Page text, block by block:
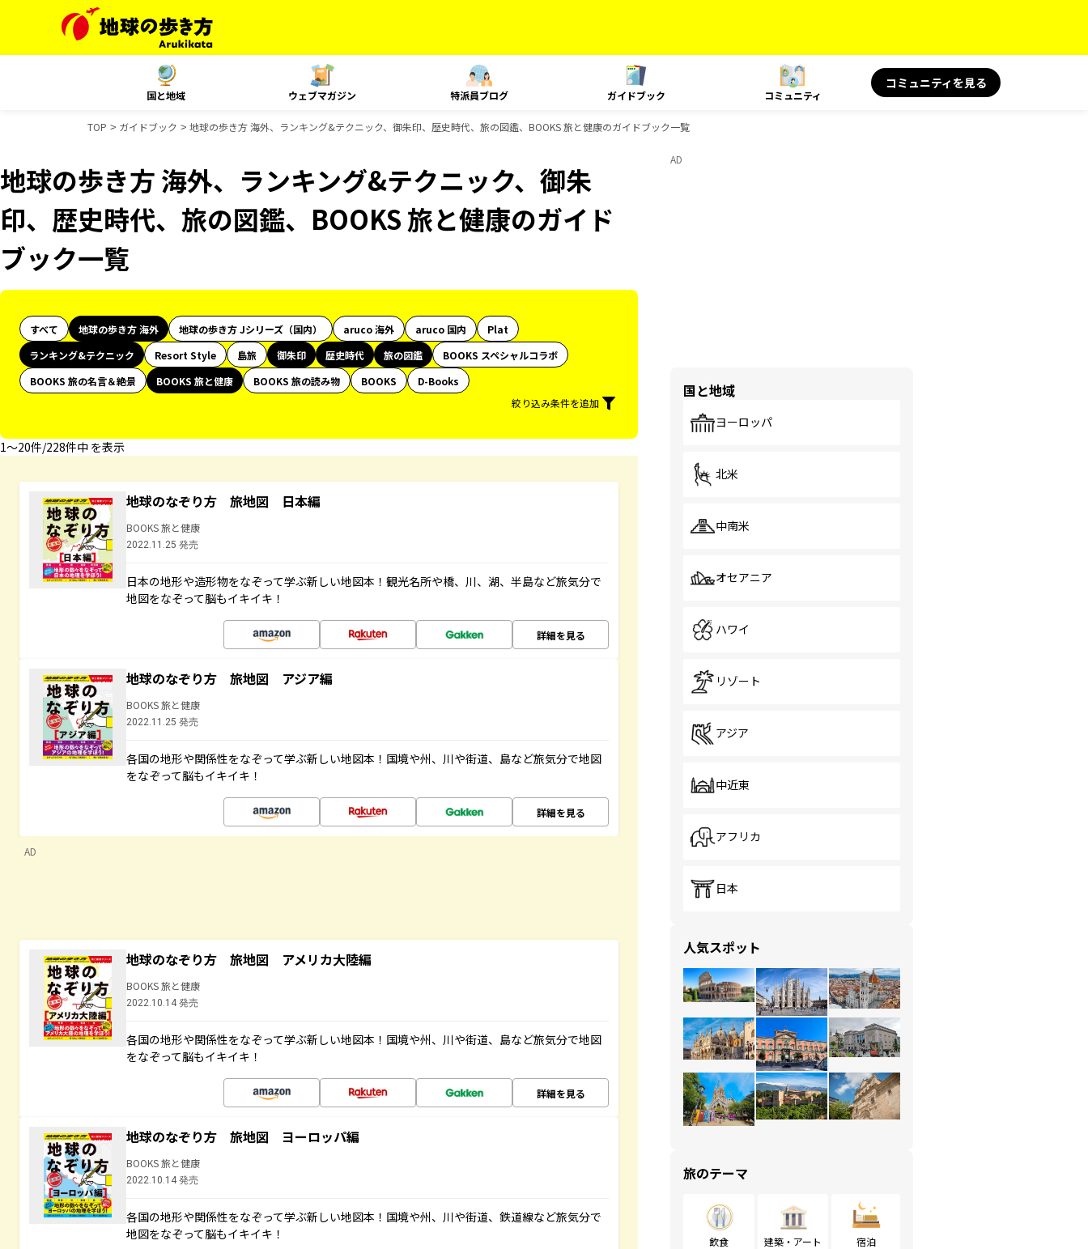
国と地域 ウェブマガジン 特派員ブログ ガイドブック コミュニティ
コミュニティを見る
TOP ガイドブック 地球の歩き方 海外、ランキング&テクニック、御朱印、歴史時代、旅の図鑑、BOOKS 旅と健康のガイドブック一覧
地球の歩き方 海外、ランキング&テクニック、御朱
印、歴史時代、旅の図鑑、BOOKS 旅と健康のガイド
ブック一覧
すべて 地球の歩き方 海外 地球の歩き方 Jシリーズ（国内） aruco 海外 aruco 国内
Plat
ランキング&テクニック
Resort Style 島旅 御朱印 歴史時代 旅の図鑑
BOOKS スペシャルコラボ
BOOKS 旅の名言＆絶景
BOOKS 旅と健康 BOOKS 旅の読み物 BOOKS
D-Books
絞り込み条件を追加
1〜20件/228件中 を表示
地球のなぞり方 旅地図 日本編
BOOKS 旅と健康
2022.11.25 発売
日本の地形や造形物をなぞって学ぶ新しい地図本！観光名所や橋、川、湖、半島など旅気分で
地図をなぞって脳もイキイキ！
詳細を見る
地球のなぞり方 旅地図 アジア編
BOOKS 旅と健康
2022.11.25 発売
各国の地形や関係性をなぞって学ぶ新しい地図本！国境や州、川や街道、島など旅気分で地図
をなぞって脳もイキイキ！
詳細を見る
AD
地球のなぞり方 旅地図 アメリカ大陸編
BOOKS 旅と健康
2022.10.14 発売
各国の地形や関係性をなぞって学ぶ新しい地図本！国境や州、川や街道、島など旅気分で地図
をなぞって脳もイキイキ！
詳細を見る
地球のなぞり方 旅地図 ヨーロッパ編
BOOKS 旅と健康
2022.10.14 発売
各国の地形や関係性をなぞって学ぶ新しい地図本！国境や州、川や街道、鉄道線など旅気分で
地図をなぞって脳もイキイキ！
AD
国と地域
ヨーロッパ
北米
中南米
オセアニア
ハワイ
リゾート
アジア
中近東
アフリカ
日本
人気スポット
旅のテーマ
飲食 建築・アート 宿泊